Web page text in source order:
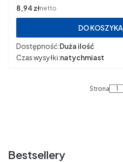
Cena
8,94 złnetto
DO KOSZYKA
Dostępność:Duża ilość
Czas wysyłki:natychmiast
Strona
Bestsellery